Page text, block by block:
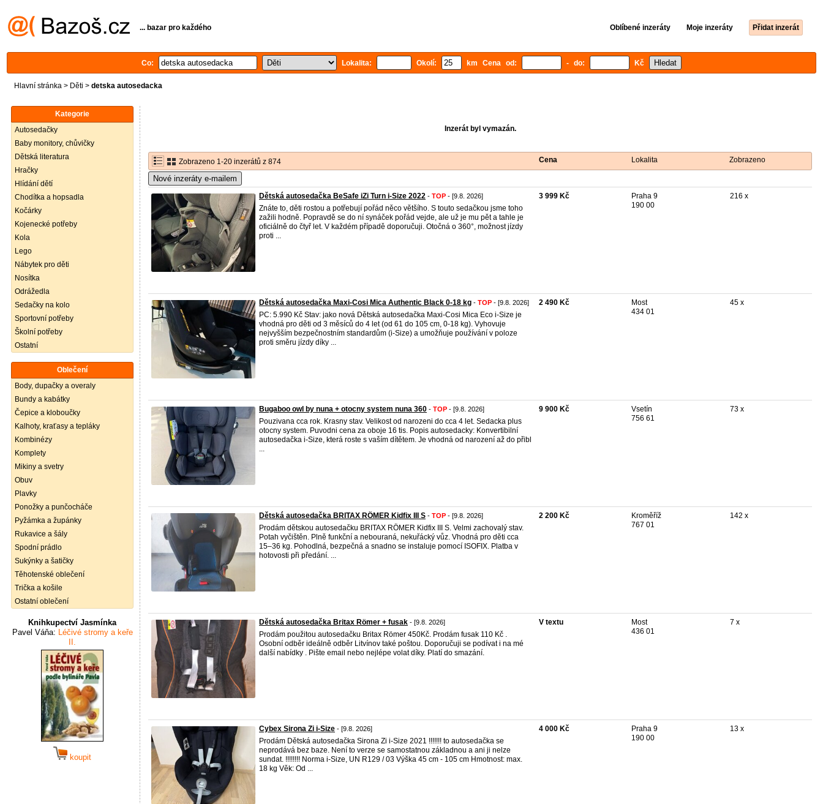
... bazar pro každého Oblíbené inzeráty Moje inzeráty Přidat inzerát
Co: Lokalita: Okolí: km Cena od: - do: Kč
Hlavní stránka > Děti > detska autosedacka
Kategorie
Autosedačky
Baby monitory, chůvičky
Dětská literatura
Hračky
Hlídání dětí
Chodítka a hopsadla
Kočárky
Kojenecké potřeby
Kola
Lego
Nábytek pro děti
Nosítka
Odrážedla
Sedačky na kolo
Sportovní potřeby
Školní potřeby
Ostatní
Oblečení
Body, dupačky a overaly
Bundy a kabátky
Čepice a kloboučky
Kalhoty, kraťasy a tepláky
Kombinézy
Komplety
Mikiny a svetry
Obuv
Plavky
Ponožky a punčocháče
Pyžámka a župánky
Rukavice a šály
Spodní prádlo
Sukýnky a šatičky
Těhotenské oblečení
Trička a košile
Ostatní oblečení
Knihkupectví Jasmínka
Pavel Váňa: Léčivé stromy a keře
II.
koupit
Inzerát byl vymazán.
Zobrazeno 1-20 inzerátů z 874 Cena Lokalita Zobrazeno
Nové inzeráty e-mailem
Dětská autosedačka BeSafe iZi Turn i-Size 2022 - TOP - [9.8. 2026]
Znáte to, děti rostou a potřebují pořád něco většího. S touto sedačkou jsme toho
zažili hodně. Popravdě se do ní synáček pořád vejde, ale už je mu pět a tahle je
oficiálně do čtyř let. V každém případě doporučuji. Otočná o 360°, možnost jízdy
proti ...
3 999 Kč
Praha 9
190 00
216 x
Dětská autosedačka Maxi-Cosi Mica Authentic Black 0-18 kg - TOP - [9.8. 2026]
PC: 5.990 Kč Stav: jako nová Dětská autosedačka Maxi-Cosi Mica Eco i-Size je
vhodná pro děti od 3 měsíců do 4 let (od 61 do 105 cm, 0-18 kg). Vyhovuje
nejvyšším bezpečnostním standardům (i-Size) a umožňuje používání v poloze
proti směru jízdy díky ...
2 490 Kč
Most
434 01
45 x
Bugaboo owl by nuna + otocny system nuna 360 - TOP - [9.8. 2026]
Pouzivana cca rok. Krasny stav. Velikost od narozeni do cca 4 let. Sedacka plus
otocny system. Puvodni cena za oboje 16 tis. Popis autosedacky: Konvertibilní
autosedačka i-Size, která roste s vaším dítětem. Je vhodná od narození až do přibl
...
9 900 Kč
Vsetín
756 61
73 x
Dětská autosedačka BRITAX RÖMER Kidfix III S - TOP - [9.8. 2026]
Prodám dětskou autosedačku BRITAX RÖMER Kidfix III S. Velmi zachovalý stav.
Potah vyčištěn. Plně funkční a nebouraná, nekuřácký vůz. Vhodná pro děti cca
15–36 kg. Pohodlná, bezpečná a snadno se instaluje pomocí ISOFIX. Platba v
hotovosti při předání. ...
2 200 Kč
Kroměříž
767 01
142 x
Dětská autosedačka Britax Römer + fusak - [9.8. 2026]
Prodám použitou autosedačku Britax Römer 450Kč. Prodám fusak 110 Kč .
Osobní odběr ideálně odběr Litvínov také poštou. Doporučuji se podívat i na mé
další nabídky . Pište email nebo nejlépe volat díky. Platí do smazání.
V textu
Most
436 01
7 x
Cybex Sirona Zi i-Size - [9.8. 2026]
Prodám Dětská autosedačka Sirona Zi i-Size 2021 !!!!!!! to autosedačka se
neprodává bez baze. Není to verze se samostatnou základnou a ani ji nelze
sundat. !!!!!!!! Norma i-Size, UN R129 / 03 Výška 45 cm - 105 cm Hmotnost: max.
18 kg Věk: Od ...
4 000 Kč
Praha 9
190 00
13 x